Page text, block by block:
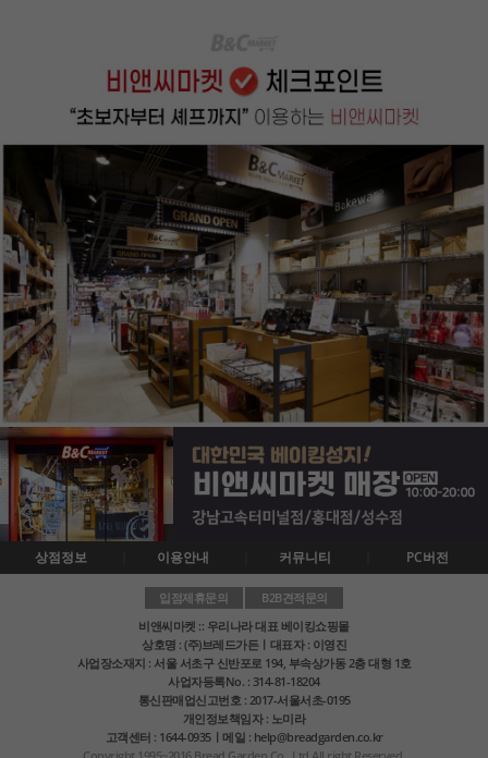
상점정보 이용안내 커뮤니티 PC버전
입점제휴문의
B2B견적문의
비앤씨마켓 :: 우리나라 대표 베이킹쇼핑몰
상호명 : (주)브레드가든ㅣ대표자 : 이영진
사업장소재지 : 서울 서초구 신반포로 194, 부속상가동 2층 대형 1호
사업자등록No. : 314-81-18204
통신판매업신고번호 : 2017-서울서초-0195
개인정보책임자 : 노미라
고객센터 : 1644-0935ㅣ메일 : help@breadgarden.co.kr